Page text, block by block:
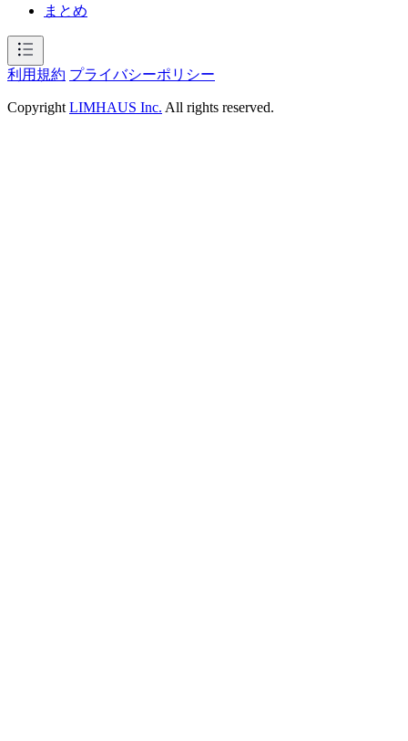
まとめ
利用規約 プライバシーポリシー
Copyright LIMHAUS Inc. All rights reserved.